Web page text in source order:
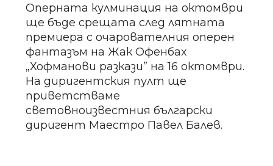
Оперната кулминация на октомври
ще бъде срещата след лятната
премиера с очарователния оперен
фантазъм на Жак Офенбах
„Хофманови разкази” на 16 октомври.
На диригентския пулт ще
приветстваме
световноизвестния български
диригент Маестро Павел Балев.